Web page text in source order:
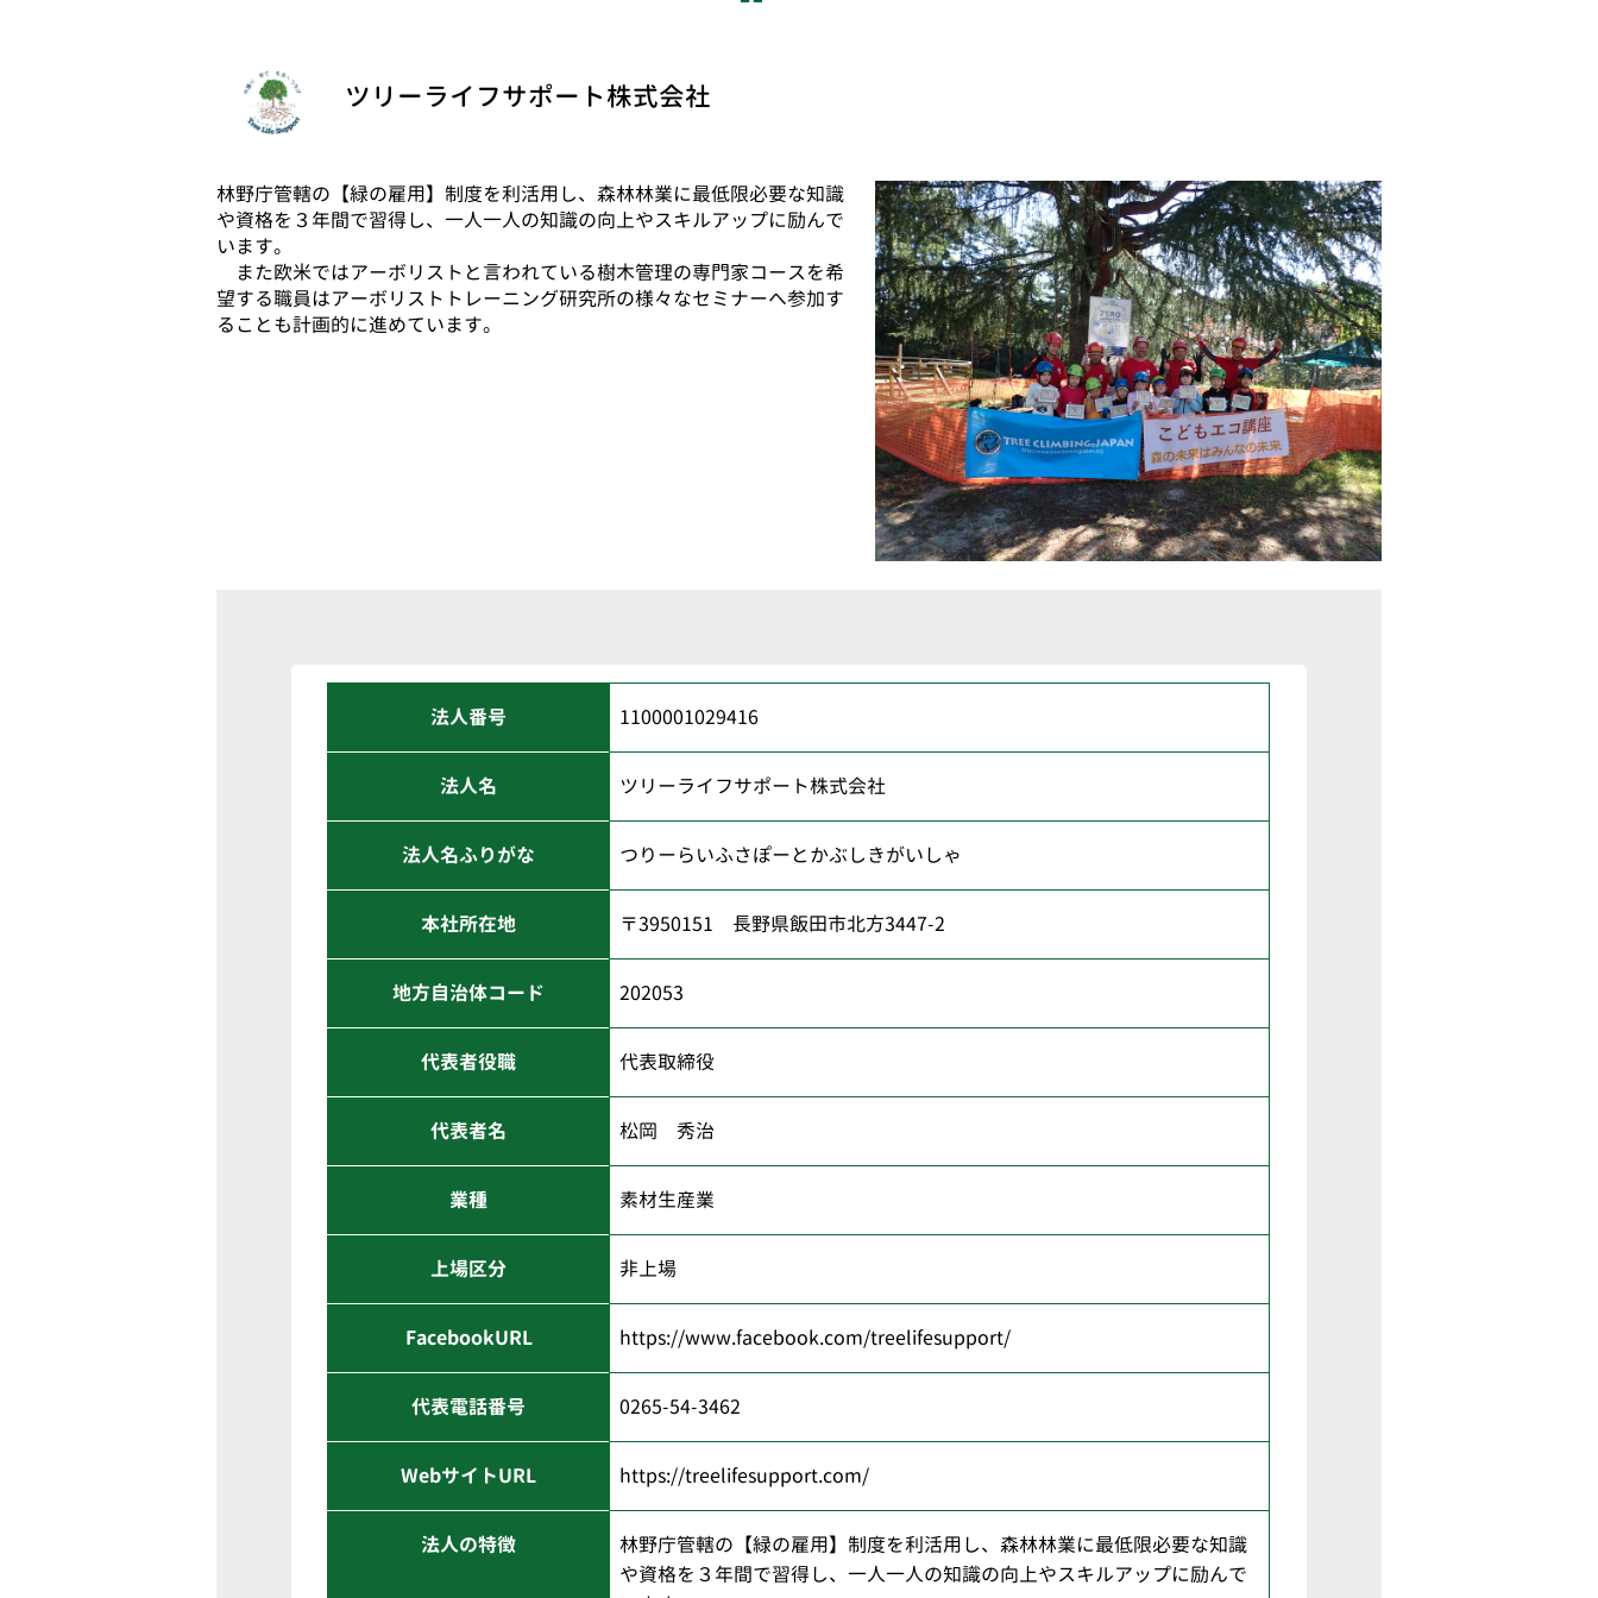
ツリーライフサポート株式会社
林野庁管轄の【緑の雇用】制度を利活用し、森林林業に最低限必要な知識
や資格を３年間で習得し、一人一人の知識の向上やスキルアップに励んで
います。
また欧米ではアーボリストと言われている樹木管理の専門家コースを希
望する職員はアーボリストトレーニング研究所の様々なセミナーへ参加す
ることも計画的に進めています。
法人番号 1100001029416
法人名 ツリーライフサポート株式会社
法人名ふりがな つりーらいふさぽーとかぶしきがいしゃ
本社所在地 〒3950151 長野県飯田市北方3447-2
地方自治体コード 202053
代表者役職 代表取締役
代表者名 松岡 秀治
業種 素材生産業
上場区分 非上場
FacebookURL https://www.facebook.com/treelifesupport/
代表電話番号 0265-54-3462
WebサイトURL https://treelifesupport.com/
法人の特徴
林野庁管轄の【緑の雇用】制度を利活用し、森林林業に最低限必要な知識
や資格を３年間で習得し、一人一人の知識の向上やスキルアップに励んで